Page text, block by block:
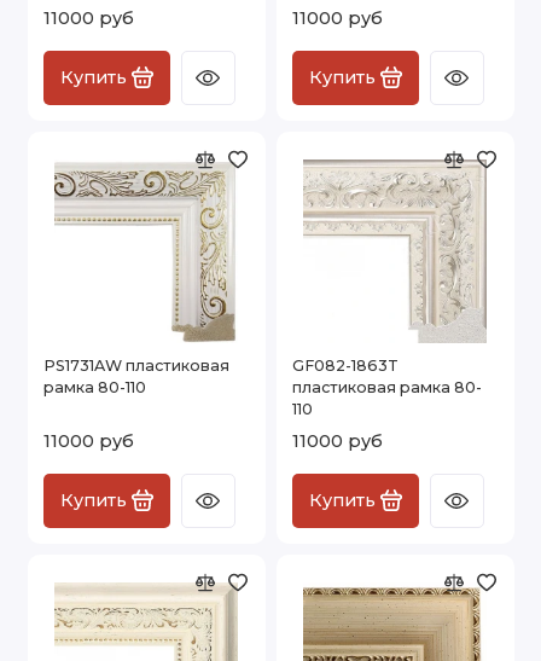
11000 руб
Купить
11000 руб
Купить
PS1731AW пластиковая
рамка 80-110
11000 руб
Купить
GF082-1863T
пластиковая рамка 80-
110
11000 руб
Купить